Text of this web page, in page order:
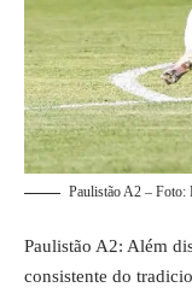
Paulistão A2 – Foto:
Paulistão A2: Além
consistente do